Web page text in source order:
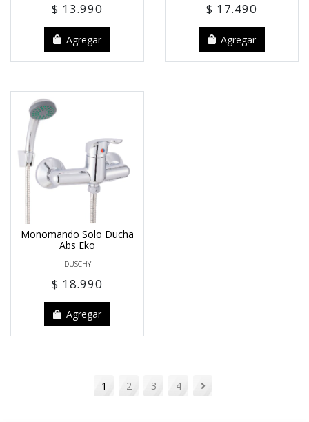
$ 13.990
Agregar
$ 17.490
Agregar
Monomando Solo Ducha
Abs Eko
DUSCHY
$ 18.990
Agregar
1 2 3 4